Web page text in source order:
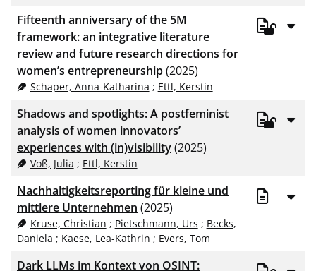
Fifteenth anniversary of the 5M
framework: an integrative literature
review and future research directions for
women’s entrepreneurship(2025)
Schaper, Anna-Katharina ; Ettl, Kerstin
Shadows and spotlights: A postfeminist
analysis of women innovators’
experiences with (in)visibility(2025)
Voß, Julia ; Ettl, Kerstin
Nachhaltigkeitsreporting für kleine und
mittlere Unternehmen (2025)
Kruse, Christian ; Pietschmann, Urs ; Becks,
Daniela ; Kaese, Lea-Kathrin ; Evers, Tom
Dark LLMs im Kontext von OSINT: